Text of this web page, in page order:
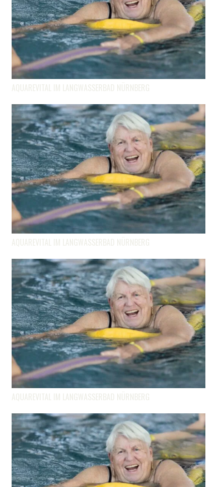
AQUAREVITAL IM LANGWASSERBAD NÜRNBERG
AQUAREVITAL IM LANGWASSERBAD NÜRNBERG
AQUAREVITAL IM LANGWASSERBAD NÜRNBERG